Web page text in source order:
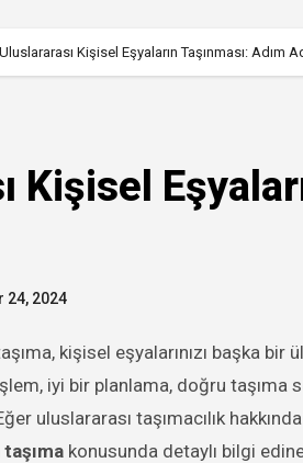
Uluslararası Kişisel Eşyaların Taşınması: Adım
Kişisel
24, 2024
iyi bir planlama, doğru
uluslararası taşımacılık
konusunda detaylı bilgi